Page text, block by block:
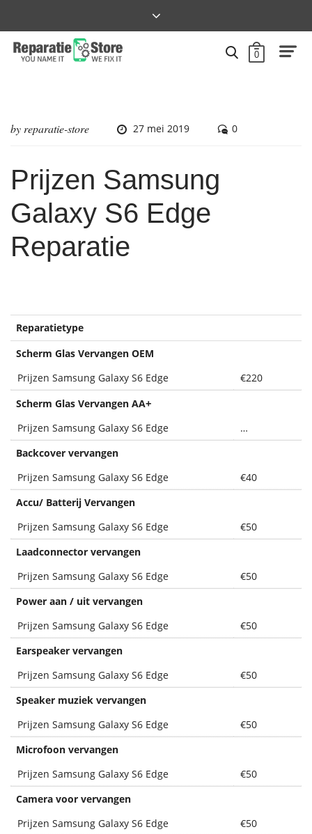
0
by reparatie-store 27 mei 2019 0
Prijzen Samsung
Galaxy S6 Edge
Reparatie
Reparatietype
Scherm Glas Vervangen OEM
Prijzen Samsung Galaxy S6 Edge
€220
Scherm Glas Vervangen AA+
Prijzen Samsung Galaxy S6 Edge
…
Backcover vervangen
Prijzen Samsung Galaxy S6 Edge
€40
Accu/ Batterij Vervangen
Prijzen Samsung Galaxy S6 Edge
€50
Laadconnector vervangen
Prijzen Samsung Galaxy S6 Edge
€50
Power aan / uit vervangen
Prijzen Samsung Galaxy S6 Edge
€50
Earspeaker vervangen
Prijzen Samsung Galaxy S6 Edge
€50
Speaker muziek vervangen
Prijzen Samsung Galaxy S6 Edge
€50
Microfoon vervangen
Prijzen Samsung Galaxy S6 Edge
€50
Camera voor vervangen
Prijzen Samsung Galaxy S6 Edge
€50